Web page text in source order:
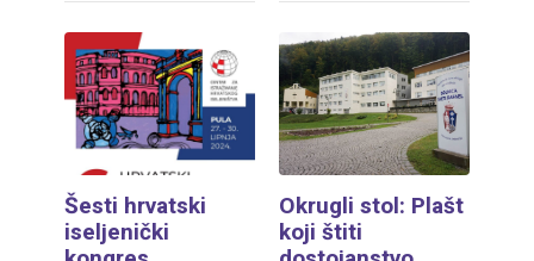
Šesti hrvatski
iseljenički
Okrugli stol: Plašt
koji štiti